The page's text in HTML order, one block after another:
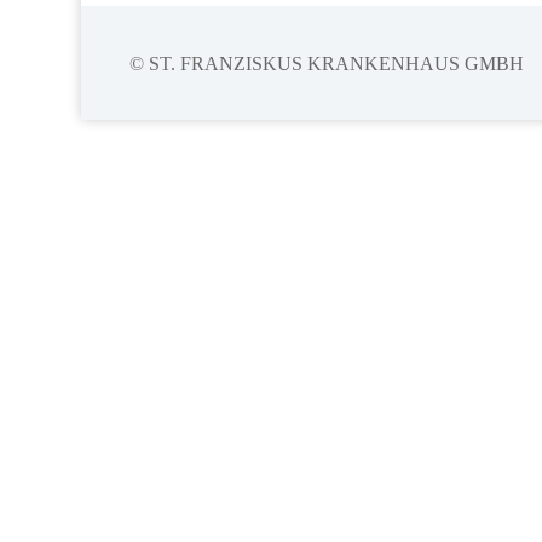
© ST. FRANZISKUS KRANKENHAUS GMBH